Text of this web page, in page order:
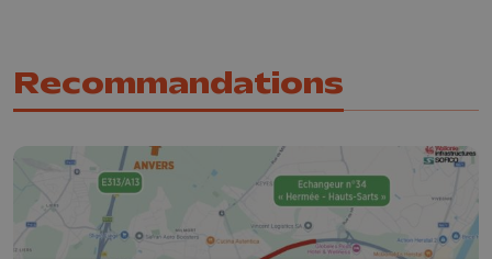
Recommandations